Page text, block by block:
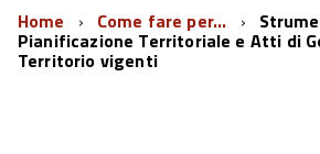
Home Come fare per...
Pianificazione Territoriale e Atti di
Territorio vigenti